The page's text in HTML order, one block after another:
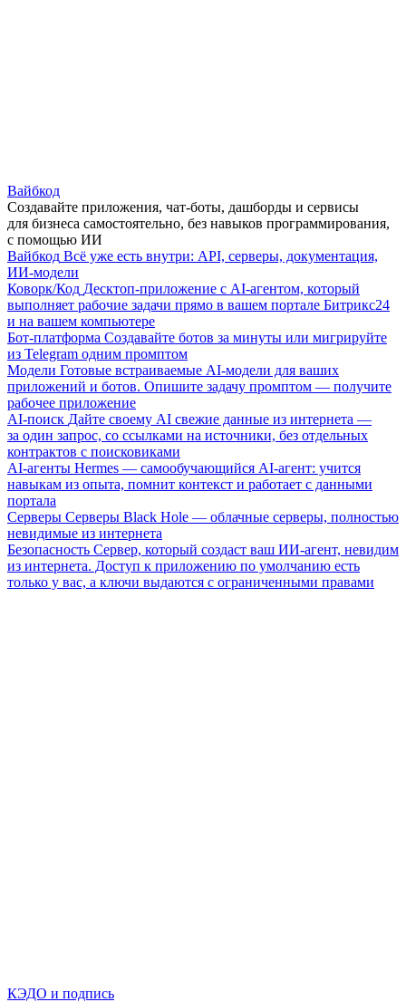
Вайбкод
Создавайте приложения, чат-боты, дашборды и сервисы
для бизнеса самостоятельно, без навыков программирования,
с помощью ИИ
Вайбкод Всё уже есть внутри: API, серверы, документация,
ИИ-модели
Коворк/Код Десктоп-приложение с AI-агентом, который
выполняет рабочие задачи прямо в вашем портале Битрикс24
и на вашем компьютере
Бот-платформа Создавайте ботов за минуты или мигрируйте
из Telegram одним промптом
Модели Готовые встраиваемые AI-модели для ваших
приложений и ботов. Опишите задачу промптом — получите
рабочее приложение
AI-поиск Дайте своему AI свежие данные из интернета —
за один запрос, со ссылками на источники, без отдельных
контрактов с поисковиками
AI-агенты Hermes — самообучающийся AI-агент: учится
навыкам из опыта, помнит контекст и работает с данными
портала
Серверы Серверы Black Hole — облачные серверы, полностью
невидимые из интернета
Безопасность Сервер, который создаст ваш ИИ-агент, невидим
из интернета. Доступ к приложению по умолчанию есть
только у вас, а ключи выдаются с ограниченными правами
КЭДО и подпись